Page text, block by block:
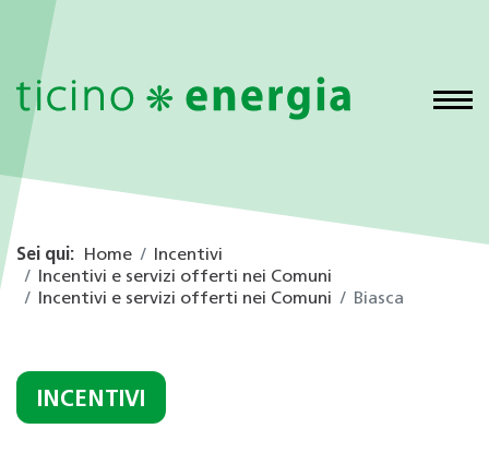
Sei qui: Home
Incentivi
Incentivi e servizi offerti nei Comuni
Incentivi e servizi offerti nei Comuni
Biasca
INCENTIVI